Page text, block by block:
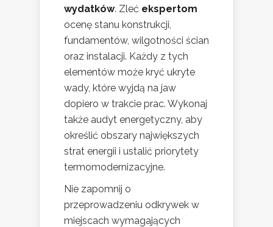
wydatków. Zleć ekspertom
ocenę stanu konstrukcji,
fundamentów, wilgotności ścian
oraz instalacji. Każdy z tych
elementów może kryć ukryte
wady, które wyjdą na jaw
dopiero w trakcie prac. Wykonaj
także audyt energetyczny, aby
określić obszary największych
strat energii i ustalić priorytety
termomodernizacyjne.
Nie zapomnij o
przeprowadzeniu odkrywek w
miejscach wymagających